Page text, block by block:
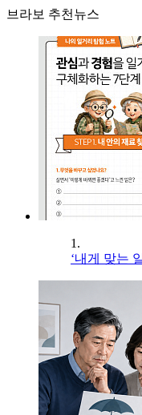
브라보 추천뉴스
1.
‘내게 맞는